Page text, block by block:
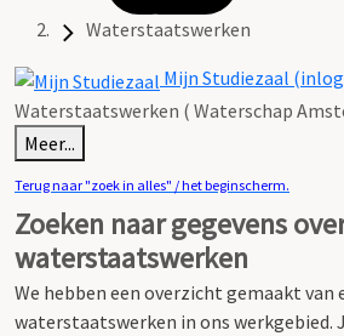
Waterstaatswerken
Mijn Studiezaal
Waterstaatswerken ( Waterschap
Meer...
Terug naar "zoek in alles" / het beginscherm.
Zoeken naar gegevens
waterstaatswerken
We hebben een overzicht gemaakt van
waterstaatswerken in ons werkgebied.